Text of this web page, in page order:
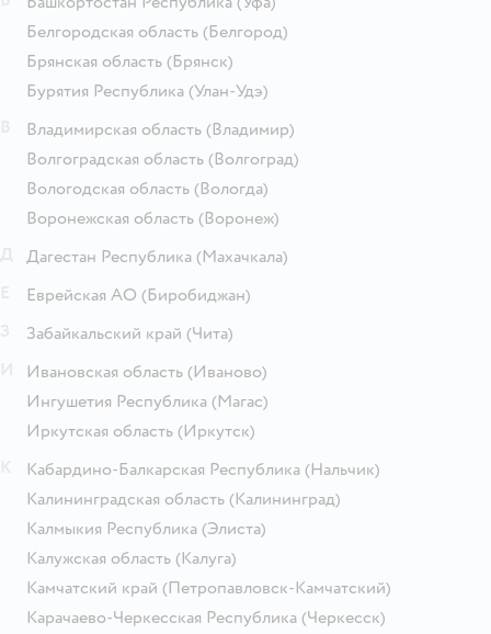
Белгородская область (Белгород)
Брянская область (Брянск)
Бурятия Республика (Улан-Удэ)
Владимирская область (Владимир)
Волгоградская область (Волгоград)
Вологодская область (Вологда)
Воронежская область (Воронеж)
Дагестан Республика (Махачкала)
Еврейская АО (Биробиджан)
Забайкальский край (Чита)
Ивановская область (Иваново)
Ингушетия Республика (Магас)
Иркутская область (Иркутск)
Кабардино-Балкарская Республика (Нальчик)
Калининградская область (Калининград)
Калмыкия Республика (Элиста)
Калужская область (Калуга)
Камчатский край (Петропавловск-Камчатский)
Карачаево-Черкесская Республика (Черкесск)